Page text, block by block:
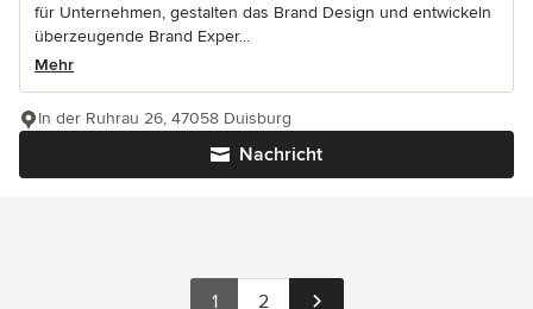
für Unternehmen, gestalten das Brand Design und entwickeln
überzeugende Brand Exper...
Mehr
Nachricht
In der Ruhrau 26, 47058 Duisburg
1 2